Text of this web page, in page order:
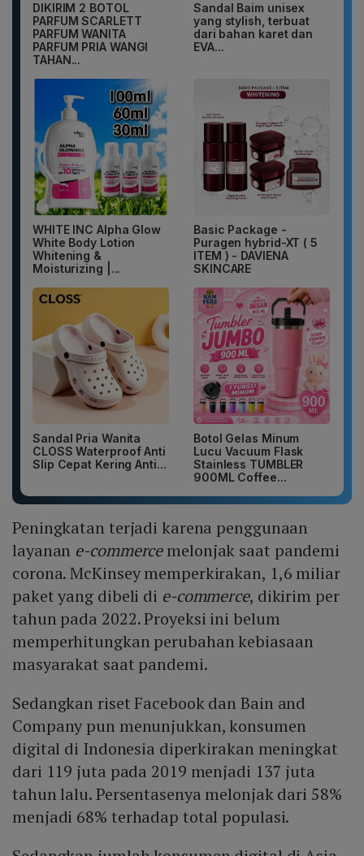
DIKIRIM 2 BOTOL
PARFUM SCARLETT
PARFUM WANITA
PARFUM PRIA WANGI
TAHAN...
Sandal Baim unisex
yang stylish, terbuat
dari bahan karet dan
EVA...
WHITE INC Alpha Glow
White Body Lotion
Whitening &
Moisturizing |...
Basic Package -
Puragen hybrid-XT ( 5
ITEM ) - DAVIENA
SKINCARE
Sandal Pria Wanita
CLOSS Waterproof Anti
Slip Cepat Kering Anti...
Botol Gelas Minum
Lucu Vacuum Flask
Stainless TUMBLER
900ML Coffee...
Peningkatan terjadi karena penggunaan
layanan e-commercemelonjak saat pandemi
corona. McKinsey memperkirakan, 1,6 miliar
paket yang dibeli di e-commerce, dikirim per
tahun pada 2022. Proyeksi ini belum
memperhitungkan perubahan kebiasaan
masyarakat saat pandemi.
Sedangkan riset Facebook dan Bain and
Company pun menunjukkan, konsumen
digital di Indonesia diperkirakan meningkat
dari 119 juta pada 2019 menjadi 137 juta
tahun lalu. Persentasenya melonjak dari 58%
menjadi 68% terhadap total populasi.